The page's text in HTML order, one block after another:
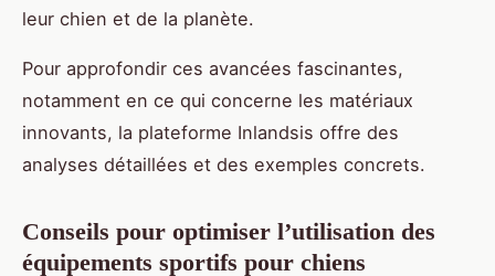
leur chien et de la planète.
Pour approfondir ces avancées fascinantes,
notamment en ce qui concerne les matériaux
innovants, la plateforme Inlandsis offre des
analyses détaillées et des exemples concrets.
Conseils pour optimiser l’utilisation des
équipements sportifs pour chiens